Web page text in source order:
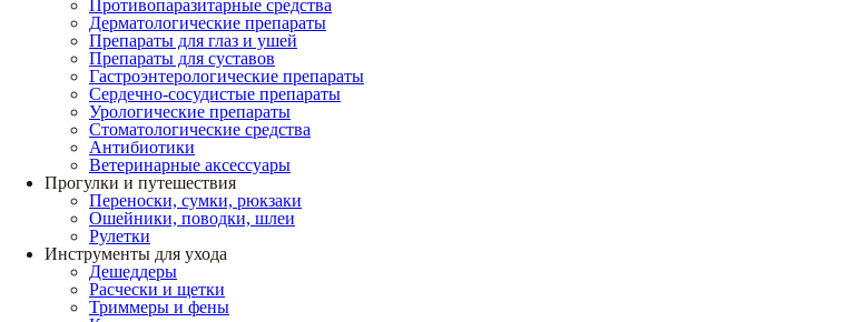
Противопаразитарные средства
Дерматологические препараты
Препараты для глаз и ушей
Препараты для суставов
Гастроэнтерологические препараты
Сердечно-сосудистые препараты
Урологические препараты
Стоматологические средства
Антибиотики
Ветеринарные аксессуары
Прогулки и путешествия
Переноски, сумки, рюкзаки
Ошейники, поводки, шлеи
Рулетки
Инструменты для ухода
Дешеддеры
Расчески и щетки
Триммеры и фены